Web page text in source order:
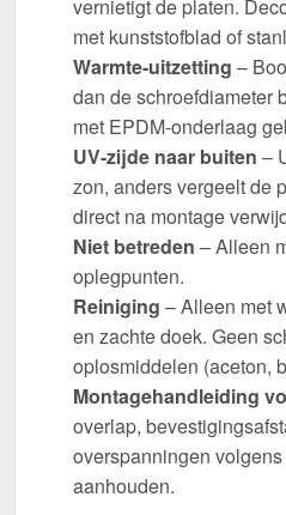
vernietigt de platen.
met kunststofblad of
Warmte-uitzetting –
dan de schroefdiameter
met EPDM-onderlaag
UV-zijde naar buiten –
zon, anders vergeelt de
direct na montage
Niet betreden – Alleen
oplegpunten.
Reiniging – Alleen met
en zachte doek. Geen
oplosmiddelen (aceton,
Montagehandleiding
overlap,
overspanningen
aanhouden.